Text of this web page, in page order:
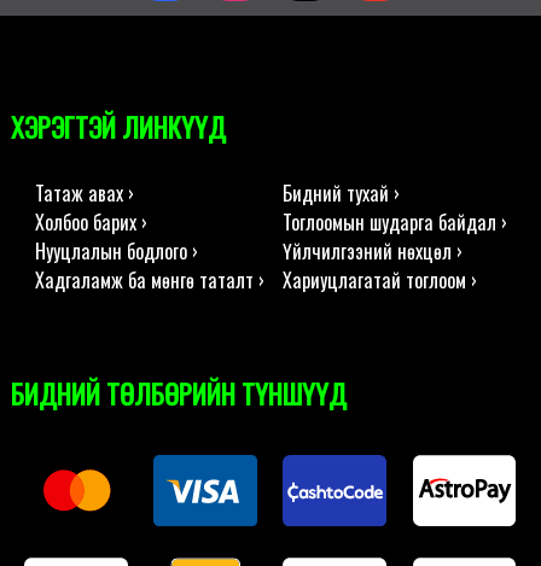
ХЭРЭГТЭЙ ЛИНКҮҮД
Татаж авах ›
Бидний тухай ›
Холбоо барих ›
Тоглоомын шударга байдал ›
Нууцлалын бодлого ›
Үйлчилгээний нөхцөл ›
Хадгаламж ба мөнгө таталт ›
Хариуцлагатай тоглоом ›
БИДНИЙ ТӨЛБӨРИЙН ТҮНШҮҮД